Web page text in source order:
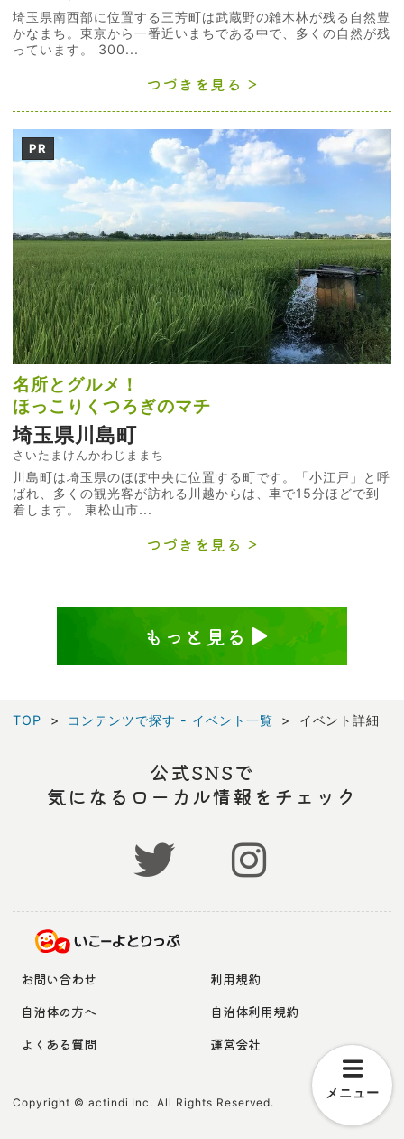
埼玉県南西部に位置する三芳町は武蔵野の雑木林が残る自然豊
かなまち。東京から一番近いまちである中で、多くの自然が残
っています。 300...
つづきを見る
PR
名所とグルメ！
ほっこりくつろぎのマチ
埼玉県川島町
さいたまけんかわじままち
川島町は埼玉県のほぼ中央に位置する町です。「小江戸」と呼
ばれ、多くの観光客が訪れる川越からは、車で15分ほどで到
着します。 東松山市...
つづきを見る
もっと見る
TOP コンテンツで探す - イベント一覧 イベント詳細
メニュー
公式SNSで
気になるローカル情報をチェック
お問い合わせ
利用規約
自治体の方へ
自治体利用規約
よくある質問
運営会社
Copyright © actindi Inc. All Rights Reserved.